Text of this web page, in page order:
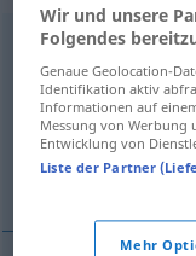
reinadj
Übersicht aller
(Für mehr Details die
curat
Wir und unsere
Folgendes
Genaue Geolocation-
Identifikation aktiv
Informationen auf
Messung von
Entwicklung von
Liste der Partner
Mehr